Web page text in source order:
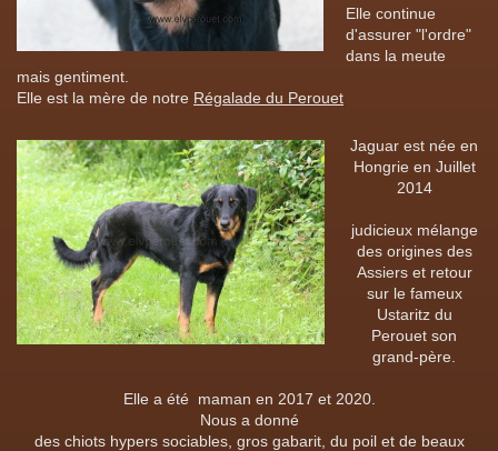
Elle continue
d'assurer "l'ordre"
dans la meute
mais gentiment.
Elle est la mère de notre Régalade du Perouet
Jaguar est née en
Hongrie en Juillet
2014
judicieux mélange
des origines des
Assiers et retour
sur le fameux
Ustaritz du
Perouet son
grand-père.
Elle a été maman en 2017 et 2020.
Nous a donné
des chiots hypers sociables, gros gabarit, du poil et de beaux